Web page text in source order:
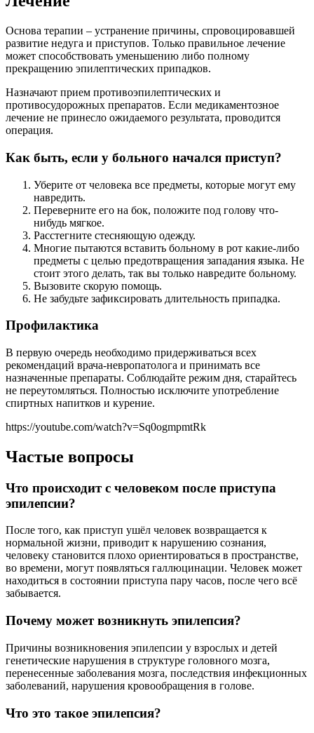
Основа терапии – устранение причины, спровоцировавшей
развитие недуга и приступов. Только правильное лечение
может способствовать уменьшению либо полному
прекращению эпилептических припадков.
Назначают прием противоэпилептических и
противосудорожных препаратов. Если медикаментозное
лечение не принесло ожидаемого результата, проводится
операция.
Как быть, если у больного начался приступ?
Уберите от человека все предметы, которые могут ему
навредить.
Переверните его на бок, положите под голову что-
нибудь мягкое.
Расстегните стесняющую одежду.
Многие пытаются вставить больному в рот какие-либо
предметы с целью предотвращения западания языка. Не
стоит этого делать, так вы только навредите больному.
Вызовите скорую помощь.
Не забудьте зафиксировать длительность припадка.
Профилактика
В первую очередь необходимо придерживаться всех
рекомендаций врача-невропатолога и принимать все
назначенные препараты. Соблюдайте режим дня, старайтесь
не переутомляться. Полностью исключите употребление
спиртных напитков и курение.
https://youtube.com/watch?v=Sq0ogmpmtRk
Частые вопросы
Что происходит с человеком после приступа
эпилепсии?
После того, как приступ ушёл человек возвращается к
нормальной жизни, приводит к нарушению сознания,
человеку становится плохо ориентироваться в пространстве,
во времени, могут появляться галлюцинации. Человек может
находиться в состоянии приступа пару часов, после чего всё
забывается.
Почему может возникнуть эпилепсия?
Причины возникновения эпилепсии у взрослых и детей
генетические нарушения в структуре головного мозга,
перенесенные заболевания мозга, последствия инфекционных
заболеваний, нарушения кровообращения в голове.
Что это такое эпилепсия?